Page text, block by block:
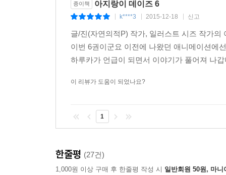
종이책 아지랑이 데이즈 6
k****3 2015-12-18 신고
글/진(자연의적P) 작가, 일러스트 시즈 작가
이번 6권이군요 이전에 나왔던 애니메이션에
하루카가 언급이 되면서 이야기가 풀어져 나
이 리뷰가 도움이 되었나요?
1
한줄평 (27건)
1,000원 이상 구매 후 한줄평 작성 시 일반회원 50원, 마니